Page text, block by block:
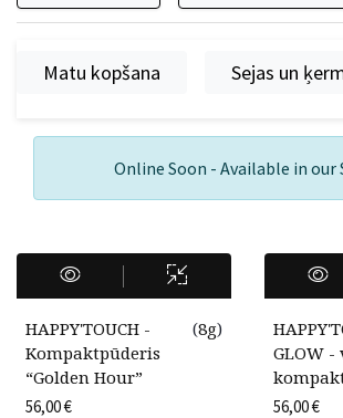
Matu kopšana Sejas un
Online Soon - Available in our
HAPPY'TOUCH -
Kompaktpūderis
“Golden Hour”
(8g)
56,00€
GLOW -
56,00€